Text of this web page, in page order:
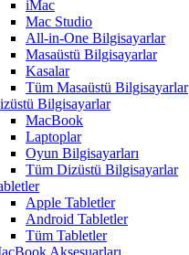
iMac
Mac Studio
All-in-One Bilgisayarlar
Masaüstü Bilgisayarlar
Kasalar
Tüm Masaüstü Bilgisayarlar
Bilgisayarlar
MacBook
Laptoplar
Oyun Bilgisayarları
Tüm Dizüstü Bilgisayarlar
Apple Tabletler
Android Tabletler
Tüm Tabletler
Aksesuarları